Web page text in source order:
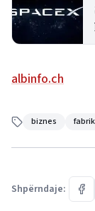
albinfo.ch
biznes
Shpërndaje: